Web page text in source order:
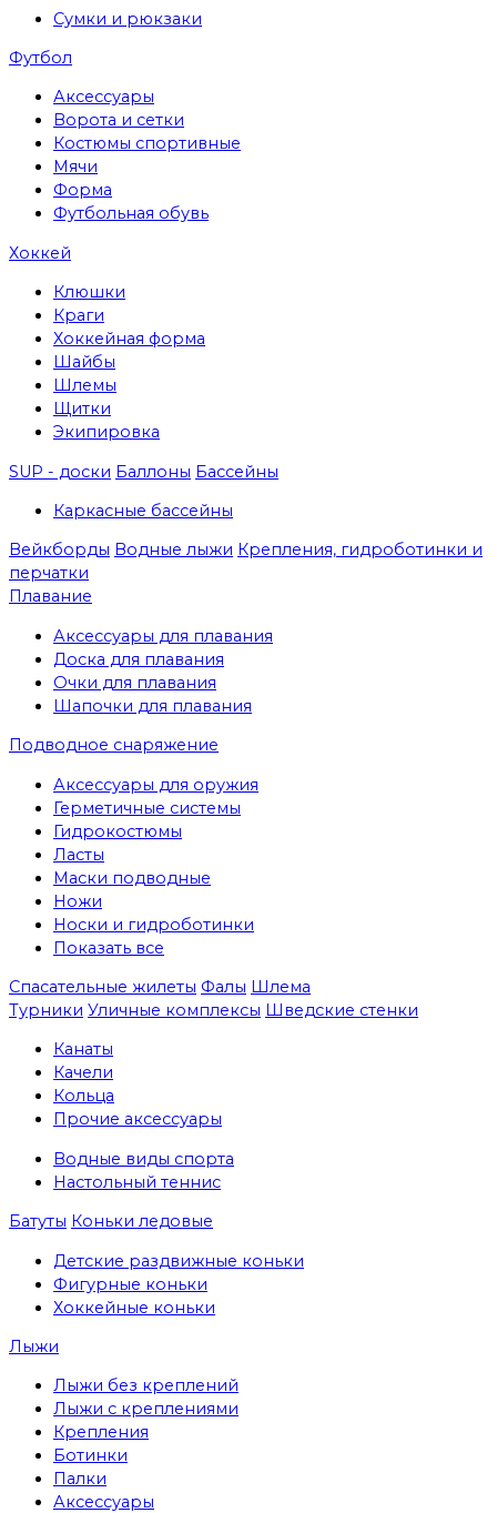
Сумки и рюкзаки
Футбол
Аксессуары
Ворота и сетки
Костюмы спортивные
Мячи
Форма
Футбольная обувь
Хоккей
Клюшки
Краги
Хоккейная форма
Шайбы
Шлемы
Щитки
Экипировка
SUP - доски Баллоны Бассейны
Каркасные бассейны
Вейкборды Водные лыжи Крепления, гидроботинки и
перчатки
Плавание
Аксессуары для плавания
Доска для плавания
Очки для плавания
Шапочки для плавания
Подводное снаряжение
Аксессуары для оружия
Герметичные системы
Гидрокостюмы
Ласты
Маски подводные
Ножи
Носки и гидроботинки
Показать все
Спасательные жилеты Фалы Шлема
Турники Уличные комплексы Шведские стенки
Канаты
Качели
Кольца
Прочие аксессуары
Водные виды спорта
Настольный теннис
Батуты Коньки ледовые
Детские раздвижные коньки
Фигурные коньки
Хоккейные коньки
Лыжи
Лыжи без креплений
Лыжи с креплениями
Крепления
Ботинки
Палки
Аксессуары